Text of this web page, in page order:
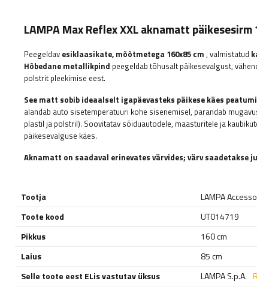
LAMPA Max Reflex XXL aknamatt
Peegeldav esiklaasikate, mõõtmetega 160x85 cm , valmistatud
Hõbedane metallikpind peegeldab tõhusalt päikesevalgust,
polstrit pleekimise eest.
See matt sobib ideaalselt igapäevasteks päikese käes
alandab auto sisetemperatuuri kohe sisenemisel, parandab
plastil ja polstril). Soovitatav sõiduautodele, maasturitele ja
päikesevalguse käes.
Aknamatt on saadaval erinevates värvides; värv saadetakse
Tootja
LAMPA
Toote kood
UT014719
Pikkus
160 cm
Laius
85 cm
Selle toote eest ELis vastutav üksus
LAMPA S.p.A.